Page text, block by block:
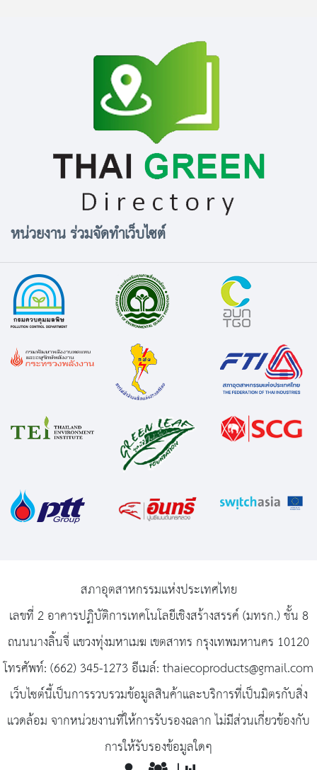
หน่วยงาน ร่วมจัดทำเว็บไซต์
สภาอุตสาหกรรมแห่งประเทศไทย
เลขที่ 2 อาคารปฏิบัติการเทคโนโลยีเชิงสร้างสรรค์ (มทรก.) ชั้น 8
ถนนนางลิ้นจี่ แขวงทุ่งมหาเมฆ เขตสาทร กรุงเทพมหานคร 10120
โทรศัพท์: (662) 345-1273 อีเมล์: thaiecoproducts@gmail.com
เว็บไซต์นี้เป็นการรวบรวมข้อมูลสินค้าและบริการที่เป็นมิตรกับสิ่ง
แวดล้อม จากหน่วยงานที่ให้การรับรองฉลาก ไม่มีส่วนเกี่ยวข้องกับ
การให้รับรองข้อมูลใดๆ